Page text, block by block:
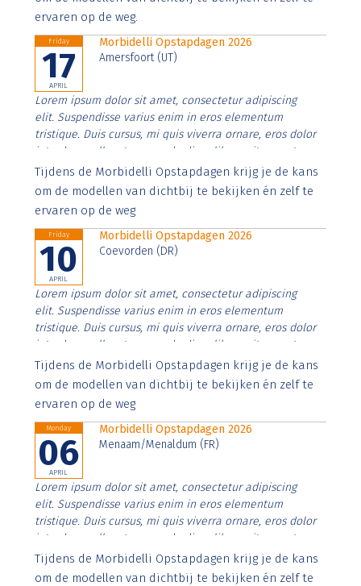
ervaren op de weg.
Friday
17
APRIL
Morbidelli Opstapdagen 2026
Amersfoort (UT)
Lorem ipsum dolor sit amet, consectetur adipiscing
elit. Suspendisse varius enim in eros elementum
tristique. Duis cursus, mi quis viverra ornare, eros dolor
interdum nulla, ut commodo diam libero vitae erat.
Aenean faucibus nibh et justo cursus id rutrum lorem
imperdiet. Nunc ut sem vitae risus tristique posuere.
Tijdens de Morbidelli Opstapdagen krijg je de kans
om de modellen van dichtbij te bekijken én zelf te
ervaren op de weg
Friday
10
APRIL
Morbidelli Opstapdagen 2026
Coevorden (DR)
Lorem ipsum dolor sit amet, consectetur adipiscing
elit. Suspendisse varius enim in eros elementum
tristique. Duis cursus, mi quis viverra ornare, eros dolor
interdum nulla, ut commodo diam libero vitae erat.
Aenean faucibus nibh et justo cursus id rutrum lorem
imperdiet. Nunc ut sem vitae risus tristique posuere.
Tijdens de Morbidelli Opstapdagen krijg je de kans
om de modellen van dichtbij te bekijken én zelf te
ervaren op de weg
Monday
06
APRIL
Morbidelli Opstapdagen 2026
Menaam/Menaldum (FR)
Lorem ipsum dolor sit amet, consectetur adipiscing
elit. Suspendisse varius enim in eros elementum
tristique. Duis cursus, mi quis viverra ornare, eros dolor
interdum nulla, ut commodo diam libero vitae erat.
Aenean faucibus nibh et justo cursus id rutrum lorem
imperdiet. Nunc ut sem vitae risus tristique posuere.
Tijdens de Morbidelli Opstapdagen krijg je de kans
om de modellen van dichtbij te bekijken én zelf te